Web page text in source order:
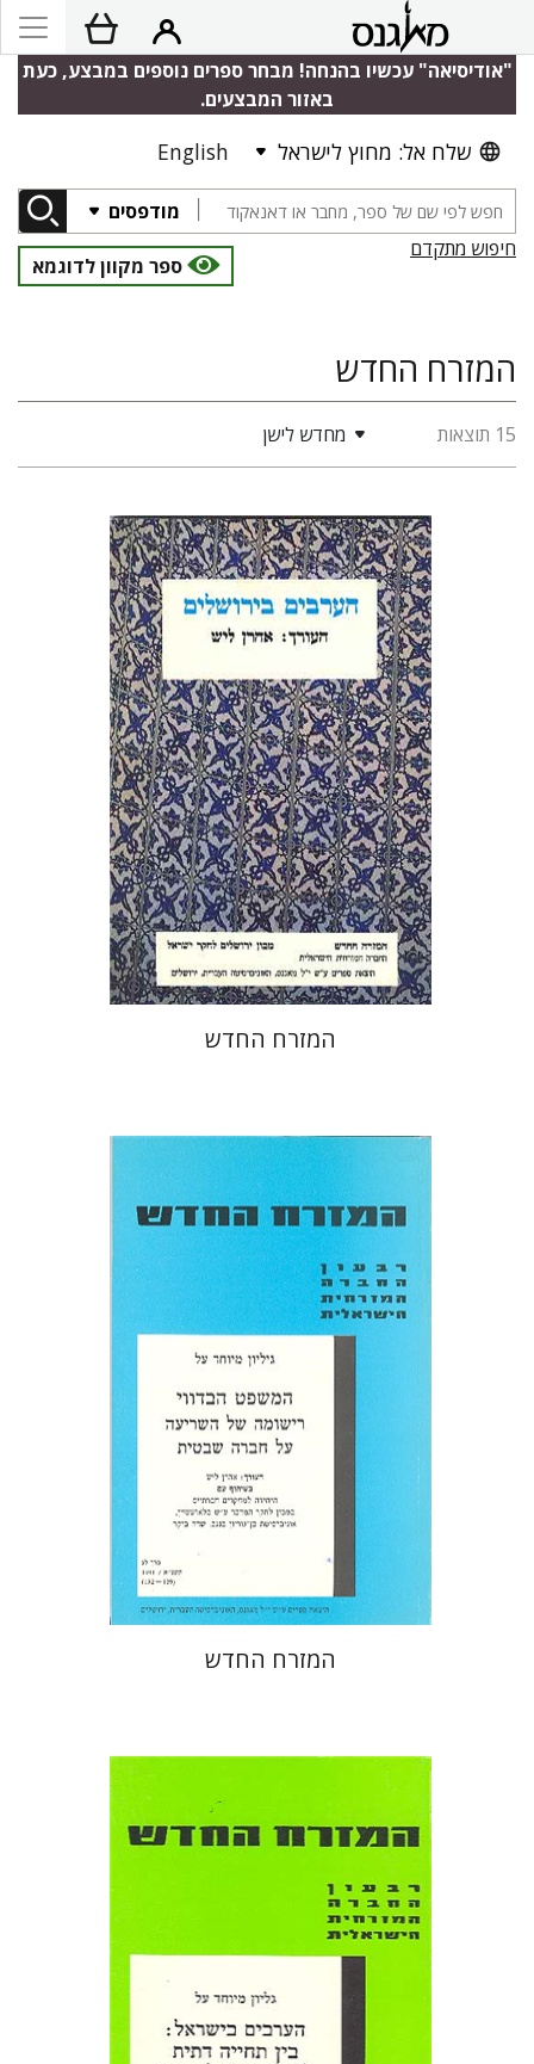
"אודיסיאה" עכשיו בהנחה! מבחר ספרים נוספים במבצע, כעת
באזור המבצעים.
שלח אל: מחוץ לישראל English
מודפסים
חיפוש מתקדם
ספר מקוון לדוגמא
המזרח החדש
15 תוצאות מחדש לישן
אהרן ליש
הנחת אתר ספר מודפס
$29
$26
המזרח החדש
אהרן ליש
הנחת אתר ספר מודפס
המזרח החדש
אהרן ליש